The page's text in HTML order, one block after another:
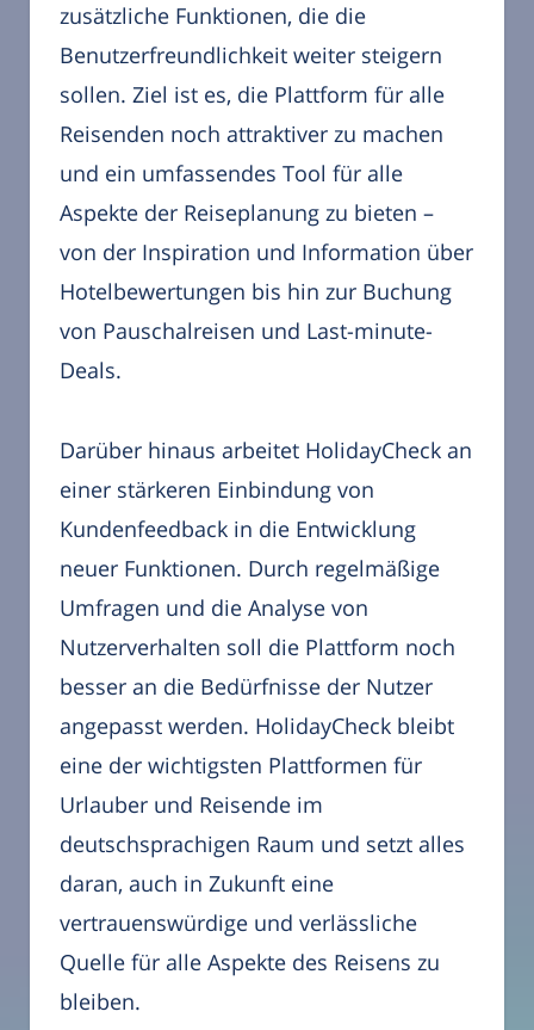
zusätzliche Funktionen, die die
Benutzerfreundlichkeit weiter steigern
sollen. Ziel ist es, die Plattform für alle
Reisenden noch attraktiver zu machen
und ein umfassendes Tool für alle
Aspekte der Reiseplanung zu bieten –
von der Inspiration und Information über
Hotelbewertungen bis hin zur Buchung
von Pauschalreisen und Last-minute-
Deals.
Darüber hinaus arbeitet HolidayCheck an
einer stärkeren Einbindung von
Kundenfeedback in die Entwicklung
neuer Funktionen. Durch regelmäßige
Umfragen und die Analyse von
Nutzerverhalten soll die Plattform noch
besser an die Bedürfnisse der Nutzer
angepasst werden. HolidayCheck bleibt
eine der wichtigsten Plattformen für
Urlauber und Reisende im
deutschsprachigen Raum und setzt alles
daran, auch in Zukunft eine
vertrauenswürdige und verlässliche
Quelle für alle Aspekte des Reisens zu
bleiben.